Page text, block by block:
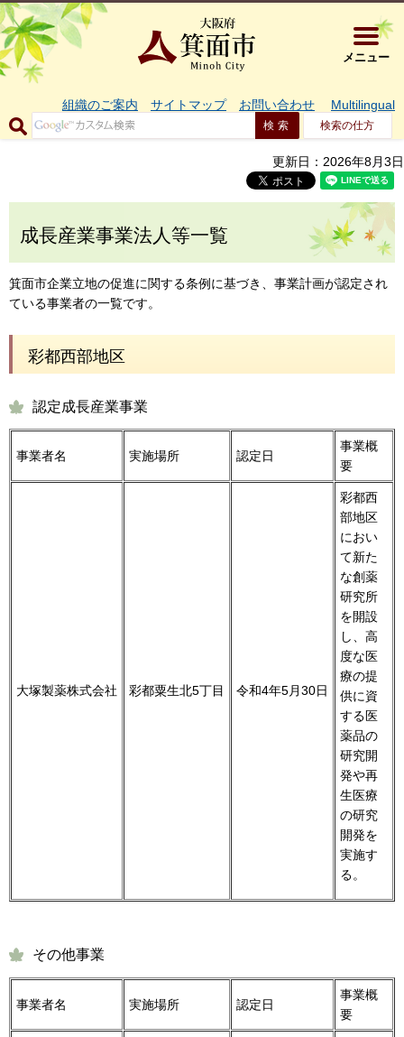
大阪府箕
メニュー
組織のご案内 サイトマップ お問い合わせ Multilingual
検索の仕方
更新日：2026年8月3日
成長産業事業法人等一覧
箕面市企業立地の促進に関する条例に基づき、事業計画が認定され
ている事業者の一覧です。
彩都西部地区
認定成長産業事業
事業者名 実施場所 認定日
事業概
要
大塚製薬株式会社 彩都粟生北5丁目 令和4年5月30日
彩都西
部地区
におい
て新た
な創薬
研究所
を開設
し、高
度な医
療の提
供に資
する医
薬品の
研究開
発や再
生医療
の研究
開発を
実施す
る。
その他事業
事業者名 実施場所 認定日
事業概
要